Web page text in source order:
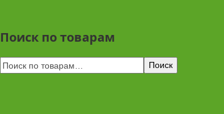
Поиск по товарам
Поиск